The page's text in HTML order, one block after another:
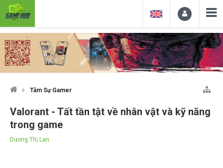
Tâm Sự Gamer
Valorant - Tất tần tật về nhân vật và kỹ năng
trong game
Dương Thị Lan